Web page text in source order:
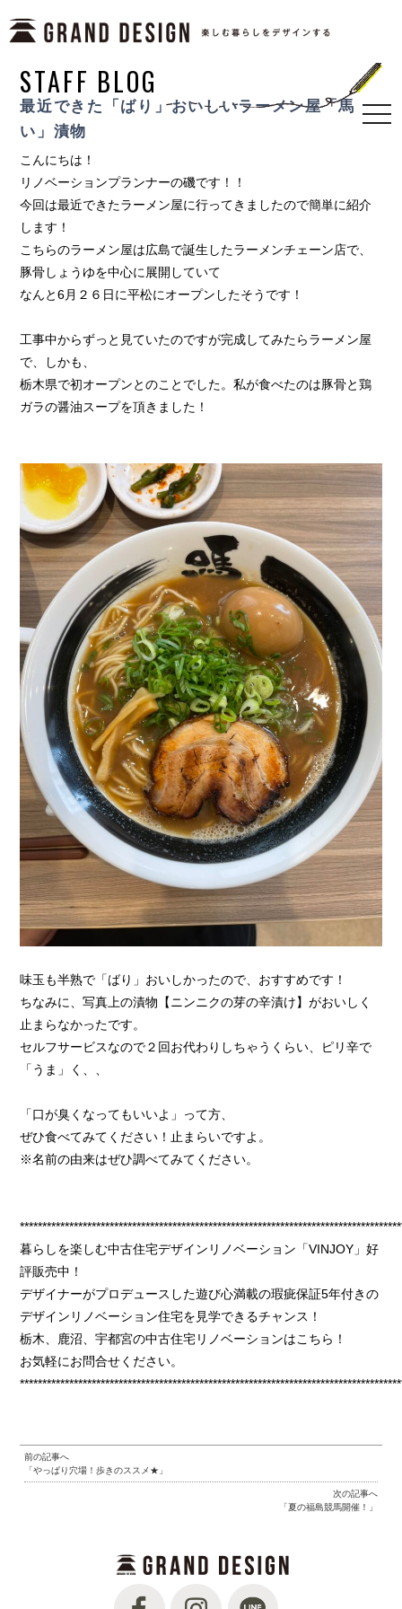
STAFF BLOG
最近できた「ばり」おいしいラーメン屋「馬
い」漬物
こんにちは！
リノベーションプランナーの磯です！！
今回は最近できたラーメン屋に行ってきましたので簡単に紹介
します！
こちらのラーメン屋は広島で誕生したラーメンチェーン店で、
豚骨しょうゆを中心に展開していて
なんと6月２６日に平松にオープンしたそうです！
工事中からずっと見ていたのですが完成してみたらラーメン屋
で、しかも、
栃木県で初オープンとのことでした。私が食べたのは豚骨と鶏
ガラの醤油スープを頂きました！
味玉も半熟で「ばり」おいしかったので、おすすめです！
ちなみに、写真上の漬物【ニンニクの芽の辛漬け】がおいしく
止まらなかったです。
セルフサービスなので２回お代わりしちゃうくらい、ピリ辛で
「うま」く、、
「口が臭くなってもいいよ」って方、
ぜひ食べてみてください！止まらいですよ。
※名前の由来はぜひ調べてみてください。
暮らしを楽しむ中古住宅デザインリノベーション「VINJOY」好
評販売中！
デザイナーがプロデュースした遊び心満載の瑕疵保証5年付きの
デザインリノベーション住宅を見学できるチャンス！
栃木、鹿沼、宇都宮の中古住宅リノベーションはこちら！
お気軽にお問合せください。
前の記事へ
「やっぱり穴場！歩きのススメ★」
次の記事へ
「夏の福島競馬開催！」